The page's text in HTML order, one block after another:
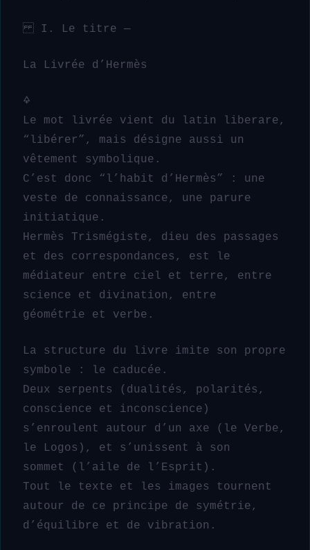
I. Le titre —
La Livrée d’Hermès
🜍
Le mot livrée vient du latin liberare,
“libérer”, mais désigne aussi un
vêtement symbolique.
C’est donc “l’habit d’Hermès” : une
veste de connaissance, une parure
initiatique.
Hermès Trismégiste, dieu des passages
et des correspondances, est le
médiateur entre ciel et terre, entre
science et divination, entre
géométrie et verbe.
La structure du livre imite son propre
symbole : le caducée.
Deux serpents (dualités, polarités,
conscience et inconscience)
s’enroulent autour d’un axe (le Verbe,
le Logos), et s’unissent à son
sommet (l’aile de l’Esprit).
Tout le texte et les images tournent
autour de ce principe de symétrie,
d’équilibre et de vibration.